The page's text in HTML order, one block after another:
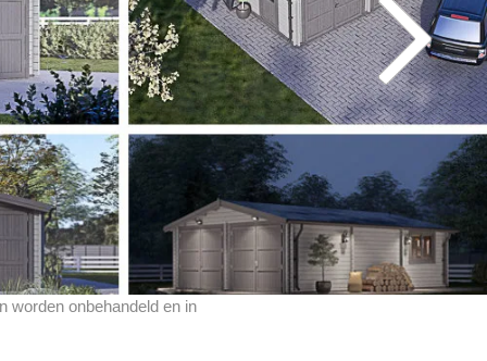
worden onbehandeld en in